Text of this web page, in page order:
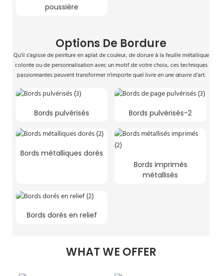
poussière
Options De Bordure
Qu’il s’agisse de peinture en aplat de couleur, de dorure à la feuille métallique
colorée ou de personnalisation avec un motif de votre choix, ces techniques
passionnantes peuvent transformer n’importe quel livre en une œuvre d’art.
Bords pulvérisés Bords pulvérisés-2
Bords métalliques dorés
Bords imprimés
métallisés
Bords dorés en relief
WHAT WE OFFER